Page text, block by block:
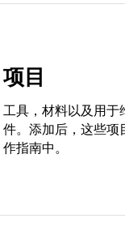
项目
工具，材料以及用于
件。添加后，这些项
作指南中。